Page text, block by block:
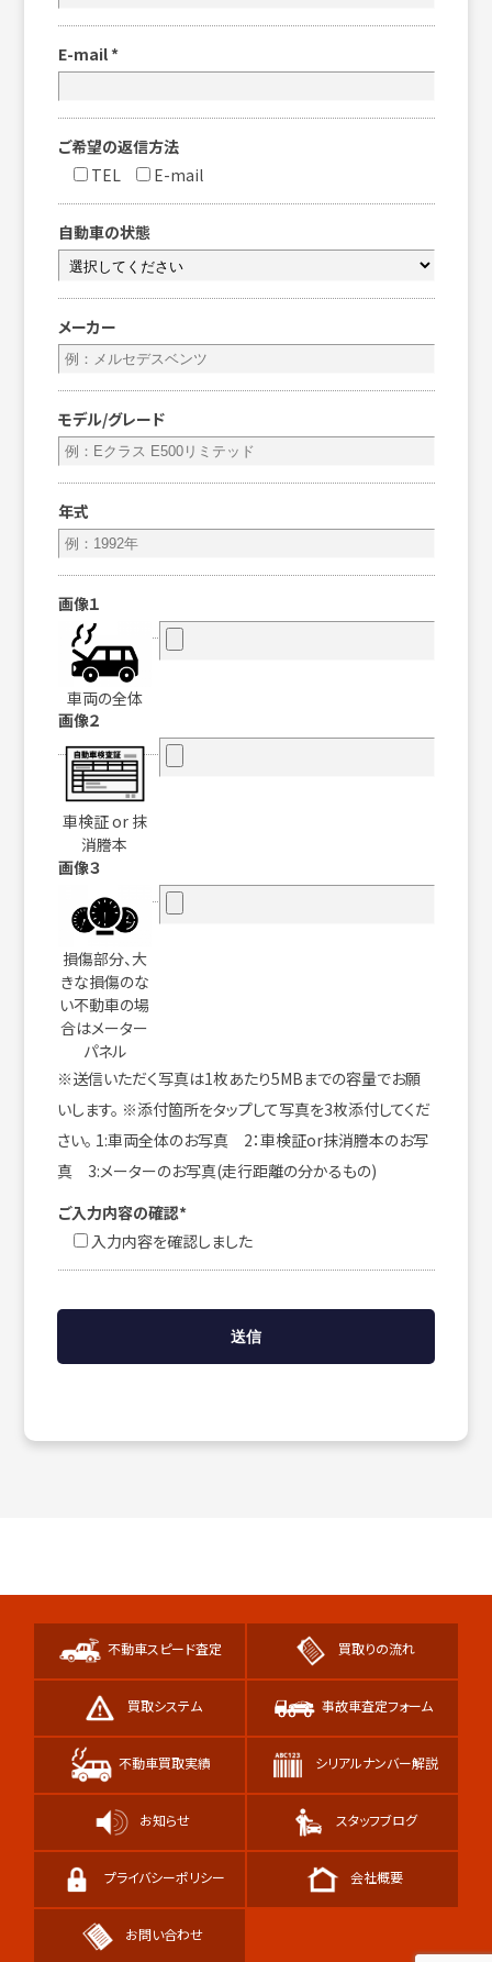
E-mail *
ご希望の返信方法
TEL
E-mail
自動車の状態
メーカー
モデル/グレード
年式
画像１
車両の全体
画像２
車検証 or 抹
消謄本
画像３
損傷部分、大
きな損傷のな
い不動車の場
合はメーター
パネル
※送信いただく写真は1枚あたり5MBまでの容量でお願
いします。 ※添付箇所をタップして写真を3枚添付してくだ
さい。 1:車両全体のお写真 2：車検証or抹消謄本のお写
真 3:メーターのお写真(走行距離の分かるもの)
ご入力内容の確認*
入力内容を確認しました
不動車スピード査定 買取りの流れ
買取システム 事故車査定フォーム
不動車買取実績 シリアルナンバー解説
お知らせ スタッフブログ
プライバシーポリシー 会社概要
お問い合わせ